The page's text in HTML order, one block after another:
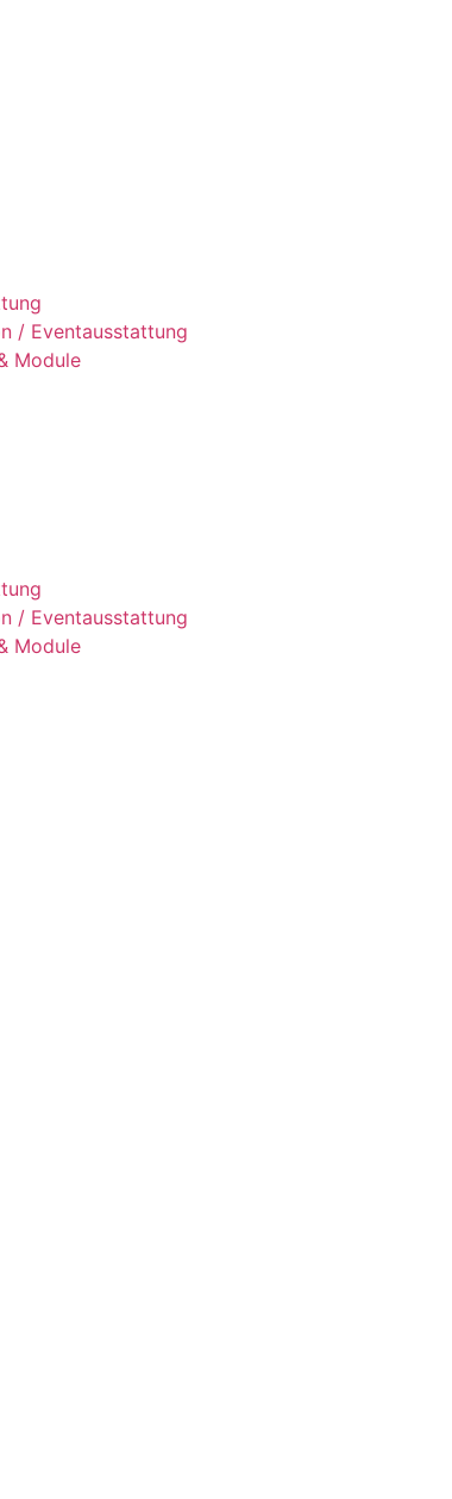
/ Eventausstattung
Module
/ Eventausstattung
Module